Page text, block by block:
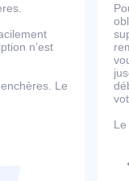
n’est
Le